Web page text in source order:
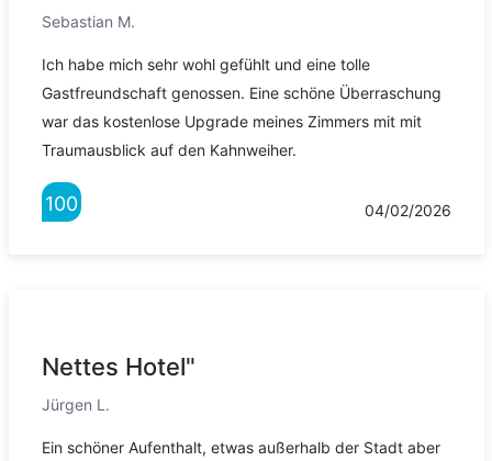
Sebastian M.
Ich habe mich sehr wohl gefühlt und eine tolle
Gastfreundschaft genossen. Eine schöne Überraschung
war das kostenlose Upgrade meines Zimmers mit mit
Traumausblick auf den Kahnweiher.
100 04/02/2026
Nettes Hotel"
Jürgen L.
Ein schöner Aufenthalt, etwas außerhalb der Stadt aber